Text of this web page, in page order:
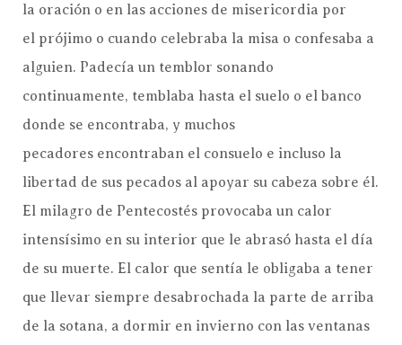
la oración o en las acciones de misericordia por
el prójimo o cuando celebraba la misa o confesaba a
alguien. Padecía un temblor sonando
continuamente, temblaba hasta el suelo o el banco
donde se encontraba, y muchos
pecadores encontraban el consuelo e incluso la
libertad de sus pecados al apoyar su cabeza sobre él.
El milagro de Pentecostés provocaba un calor
intensísimo en su interior que le abrasó hasta el día
de su muerte. El calor que sentía le obligaba a tener
que llevar siempre desabrochada la parte de arriba
de la sotana, a dormir en invierno con las ventanas